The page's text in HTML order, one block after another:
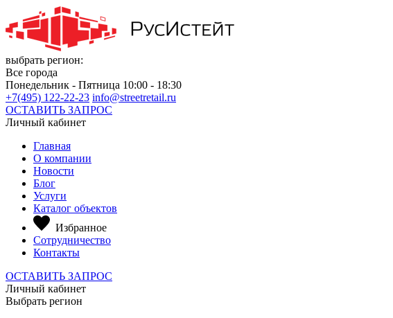
выбрать регион:
Все города
Понедельник - Пятница 10:00 - 18:30
+7(495) 122-22-23 info@streetretail.ru
ОСТАВИТЬ ЗАПРОС
Личный кабинет
Главная
О компании
Новости
Блог
Услуги
Каталог объектов
Избранное
Сотрудничество
Контакты
ОСТАВИТЬ ЗАПРОС
Личный кабинет
Выбрать регион